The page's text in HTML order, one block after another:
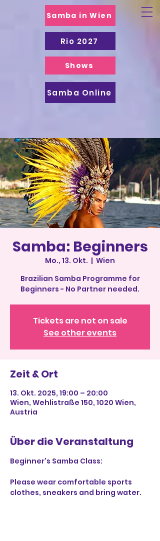
Samba in Wien
Samba Online
Shows
Rio 2027
Samba: Beginners
Mo., 13. Okt.
  |
Wien
Brazilian Samba Programme for
Beginners - No Partner needed.
Tickets are not on sale
See other events
Zeit & Ort
13. Okt. 2025, 19:00 – 20:00
Wien, Wehlistraße 150, 1020 Wien,
Austria
Über die Veranstaltung
Beginner's Samba Class:
Please wear comfortable sports
clothes, sneakers and bring water.